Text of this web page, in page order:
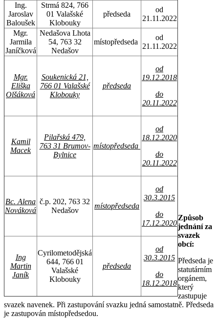
Ing.
Jaroslav
Baloušek
Strmá 824, 766
01 Valašské
Klobouky
předseda
od
21.11.2022
Mgr.
Jarmila
Janíčková
Nedašova Lhota
54, 763 32
Nedašov
místopředseda
od
21.11.2022
Mgr.
Eliška
Olšáková
Soukenická 21,
766 01 Valašské
Klobouky
předseda
od
19.12.2018
do
20.11.2022
Kamil
Macek
Pilařská 479,
763 31 Brumov-
Bylnice
místopředseda
od
18.12.2020
do
20.11.2022
Bc. Alena
Nováková
č.p. 202, 763 32
Nedašov
místopředseda
od
30.3.2015
do
17.12.2020
Ing
Martin
Janík
Cyrilometodějská
644, 766 01
Valašské
Klobouky
předseda
od
30.3.2015
do
18.12.2018
Způsob
jednání za
svazek
obcí:
Předseda je
statutárním
orgánem,
který
zastupuje
svazek navenek. Při zastupování svazku jedná samostatně. Předseda
je zastupován místopředsedou.